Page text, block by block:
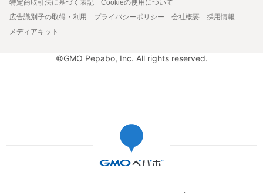
特定商取引法に基づく表記
Cookieの使用について
広告識別子の取得・利用
プライバシーポリシー 会社概要
採用情報
メディアキット
©GMO Pepabo, Inc. All rights reserved.